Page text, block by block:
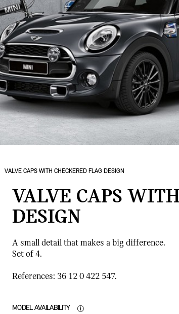
VALVE CAPS WITH CHECKERED FLAG DESIGN
VALVE CAPS
DESIGN
A small detail that makes a big difference.
Set of 4.
References: 36 12 0 422 547.
MODEL AVAILABILITY